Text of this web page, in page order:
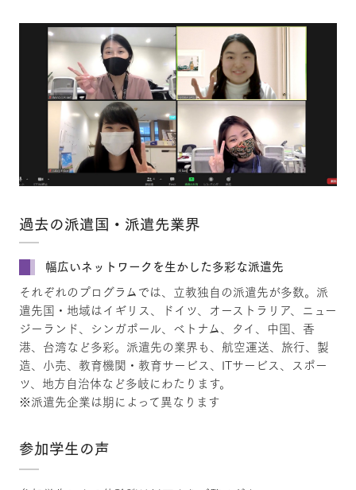
過去の派遣国・派遣先業界
幅広いネットワークを生かした多彩な派遣先
それぞれのプログラムでは、立教独自の派遣先が多数。派
遣先国・地域はイギリス、ドイツ、オーストラリア、ニュー
ジーランド、シンガポール、ベトナム、タイ、中国、香
港、台湾など多彩。派遣先の業界も、航空運送、旅行、製
造、小売、教育機関・教育サービス、ITサービス、スポー
ツ、地方自治体など多岐にわたります。
※派遣先企業は期によって異なります
参加学生の声